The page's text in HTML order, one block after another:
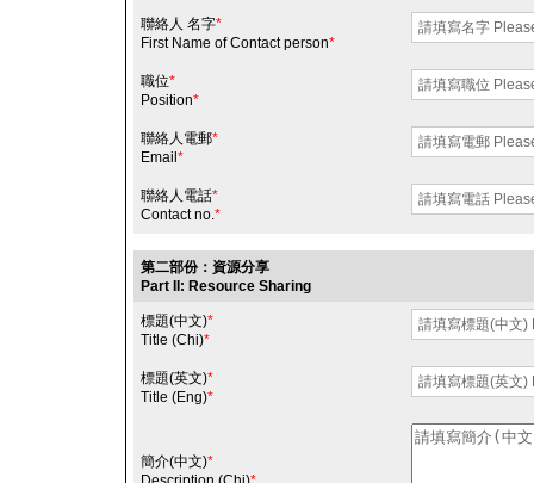
聯絡人 名字*
First Name of Contact person*
職位*
Position*
聯絡人電郵*
Email *
聯絡人電話*
Contact no.*
第二部份：資源分享
Part II: Resource Sharing
標題(中文)*
Title (Chi)*
標題(英文)*
Title (Eng)*
簡介(中文)*